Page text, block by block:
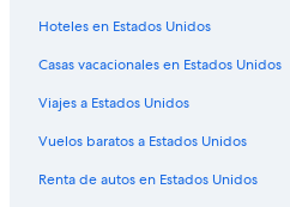
Hoteles en Estados Unidos
Casas vacacionales en Estados Unidos
Viajes a Estados Unidos
Vuelos baratos a Estados Unidos
Renta de autos en Estados Unidos